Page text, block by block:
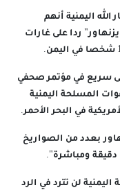
اليمنية أنهم
ردا على غارات
سريع في مؤتمر صحفي
المسلحة اليمنية
في البحر الأحمر.
بعدد من الصواريخ
دقيقة ومباشرة".
لن تترد في الرد